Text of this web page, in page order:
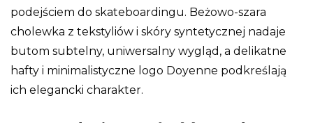
podejściem do skateboardingu. Beżowo-szara
cholewka z tekstyliów i skóry syntetycznej nadaje
butom subtelny, uniwersalny wygląd, a delikatne
hafty i minimalistyczne logo Doyenne podkreślają
ich elegancki charakter.